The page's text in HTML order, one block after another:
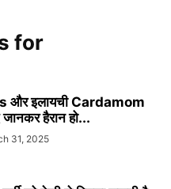
for
और इलायची Cardamom
हैरान हो...
31, 2025